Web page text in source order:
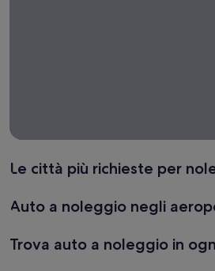
Le città più richieste per
Auto a noleggio negli
Trova auto a noleggio in